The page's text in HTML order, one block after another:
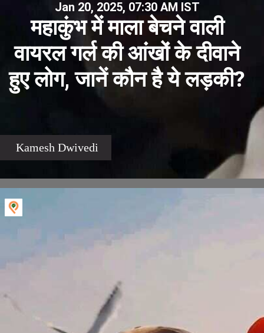
Jan 20, 2025, 07:30 AM IST
महाकुंभ में माला बेचने वाली
वायरल गर्ल की आंखों के दीवाने
हुए लोग, जानें कौन है ये लड़की?
Kamesh Dwivedi